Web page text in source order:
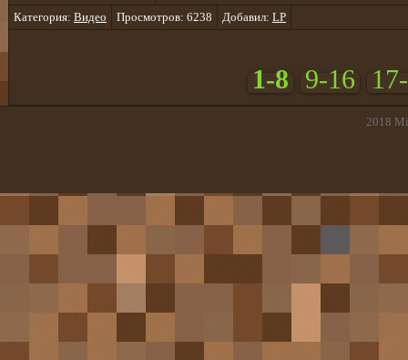
Категория: Видео Просмотров: 6238 Добавил: LP
1-8 9-16
2018